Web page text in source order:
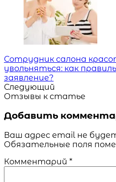
Сотрудник салона
увольняться: как
заявление?
Следующий
Отзывы к статье
Добавить
Ваш адрес email не
Обязательные поля
Комментарий *